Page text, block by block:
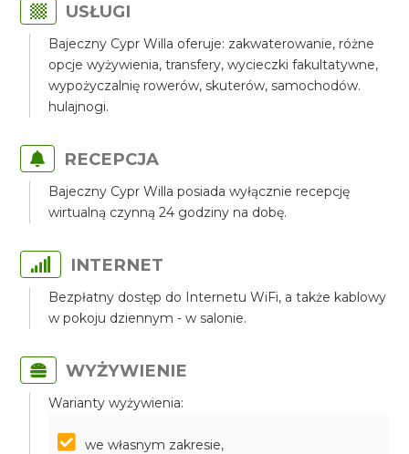
USŁUGI
Bajeczny Cypr Willa oferuje: zakwaterowanie, różne
opcje wyżywienia, transfery, wycieczki fakultatywne,
wypożyczalnię rowerów, skuterów, samochodów.
hulajnogi.
RECEPCJA
Bajeczny Cypr Willa posiada wyłącznie recepcję
wirtualną czynną 24 godziny na dobę.
INTERNET
Bezpłatny dostęp do Internetu WiFi, a także kablowy
w pokoju dziennym - w salonie.
WYŻYWIENIE
Warianty wyżywienia:
we własnym zakresie,